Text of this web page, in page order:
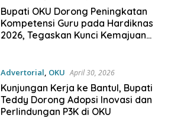
Bupati OKU Dorong Peningkatan
Kompetensi Guru pada Hardiknas
2026, Tegaskan Kunci Kemajuan
Advertorial, OKU April 30, 2026
Kunjungan Kerja ke Bantul, Bupati
Teddy Dorong Adopsi Inovasi dan
Perlindungan P3K di OKU